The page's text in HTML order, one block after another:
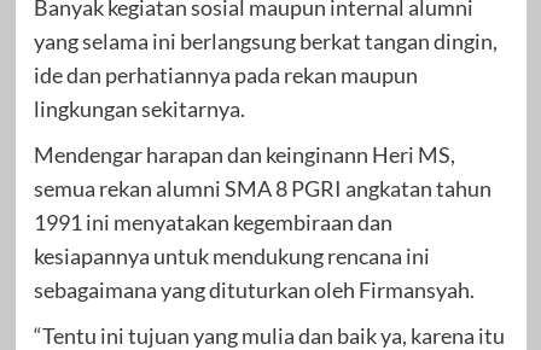
Banyak kegiatan sosial maupun internal alumni
yang selama ini berlangsung berkat tangan dingin,
ide dan perhatiannya pada rekan maupun
lingkungan sekitarnya.
Mendengar harapan dan keinginann Heri MS,
semua rekan alumni SMA 8 PGRI angkatan tahun
1991 ini menyatakan kegembiraan dan
kesiapannya untuk mendukung rencana ini
sebagaimana yang dituturkan oleh Firmansyah.
“Tentu ini tujuan yang mulia dan baik ya, karena itu